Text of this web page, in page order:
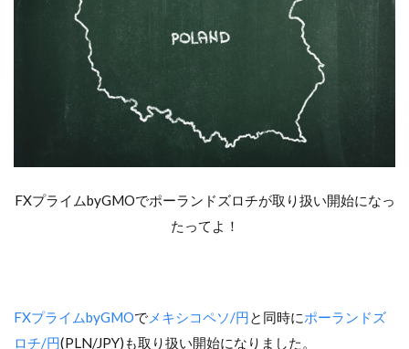
FXプライムbyGMOでポーランドズロチが取り扱い開始になっ
たってよ！
FXプライムbyGMOで メキシコペソ/円と同時にポーランドズ
ロチ/円(PLN/JPY)も取り扱い開始になりました。